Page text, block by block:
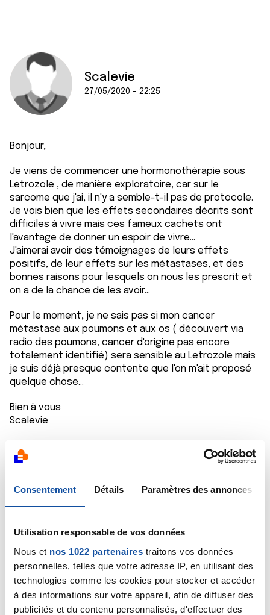
Consentement Détails Paramètres des annonces
Utilisation responsable de vos données
Nous et nos 1022 partenaires traitons vos données
personnelles, telles que votre adresse IP, en utilisant des
technologies comme les cookies pour stocker et accéder
à des informations sur votre appareil, afin de diffuser des
publicités et du contenu personnalisés, d'effectuer des
Scalevie
27/05/2020 - 22:25
Bonjour,
Je viens de commencer une hormonothérapie sous
Letrozole , de manière exploratoire, car sur le
sarcome que j'ai, il n'y a semble-t-il pas de protocole.
Je vois bien que les effets secondaires décrits sont
difficiles à vivre mais ces fameux cachets ont
l'avantage de donner un espoir de vivre...
J'aimerai avoir des témoignages de leurs effets
positifs, de leur effets sur les métastases, et des
bonnes raisons pour lesquels on nous les prescrit et
on a de la chance de les avoir...
Pour le moment, je ne sais pas si mon cancer
métastasé aux poumons et aux os ( découvert via
radio des poumons, cancer d'origine pas encore
totalement identifié) sera sensible au Letrozole mais
je suis déjà presque contente que l'on m'ait proposé
quelque chose...
Bien à vous
Scalevie
Sally20
28/05/2020 - 19:26
Oui il faut y croire les hormones c est super efficace